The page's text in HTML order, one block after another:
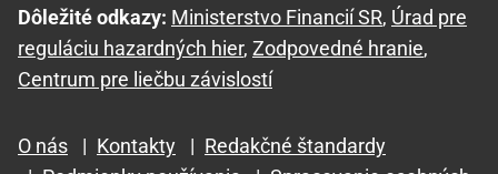
Dôležité odkazy: Ministerstvo Financií SR, Úrad pre
reguláciu hazardných hier, Zodpovedné hranie,
Centrum pre liečbu závislostí
O nás | Kontakty | Redakčné štandardy